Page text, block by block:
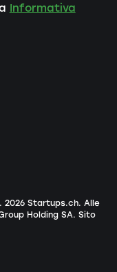
Informativa
2026Startups.ch. Alle
Holding SA. Sito